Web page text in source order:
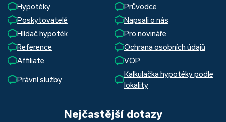
Hypotéky
Průvodce
Poskytovatelé
Napsali o nás
Hlídač hypoték
Pro novináře
Reference
Ochrana osobních údajů
Affiliate
VOP
Právní služby
Kalkulačka hypotéky podle
lokality
Nejčastější dotazy